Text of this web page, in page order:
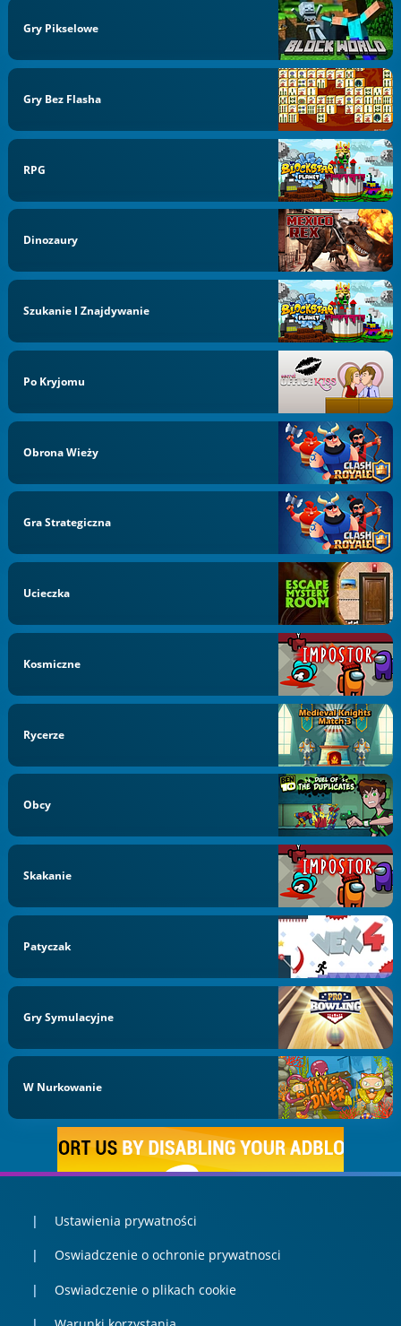
Gry Pikselowe
Gry Bez Flasha
RPG
Dinozaury
Szukanie I Znajdywanie
Po Kryjomu
Obrona Wieży
Gra Strategiczna
Ucieczka
Kosmiczne
Rycerze
Obcy
Skakanie
Patyczak
Gry Symulacyjne
W Nurkowanie
Ustawienia prywatności
Oswiadczenie o ochronie prywatnosci
Oswiadczenie o plikach cookie